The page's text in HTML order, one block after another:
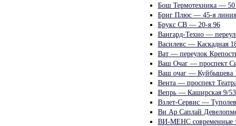
Бош Термотехника — 50
Бриг Плюс — 45-я
Брукс СВ — 20-я 96
Вангард-Техно —
Василевс — Каскадная
Ват — переулок
Ваш Очаг — проспект
Ваш очаг — Куйбышева
Вента — проспект
Вепрь — Каширская 9/
Взлет-Сервис —
Ви Ар Саплай
ВИ-МЕНС современные